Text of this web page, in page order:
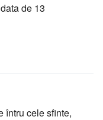
de 13
întru cele sfinte,